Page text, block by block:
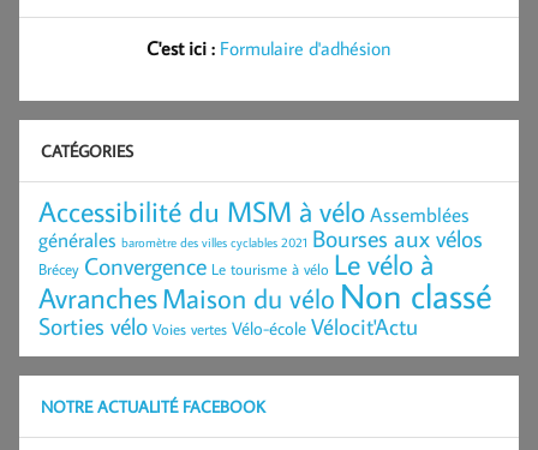
C'est ici : Formulaire d'adhésion
CATÉGORIES
Accessibilité du MSM à véloAssemblées
générales baromètre des villes cyclables 2021 Bourses aux vélos
Brécey Convergence Le tourisme à vélo Le vélo à
AvranchesMaison du vélo Non classé
Sorties vélo Voies vertes Vélo-école Vélocit'Actu
NOTRE ACTUALITÉ FACEBOOK